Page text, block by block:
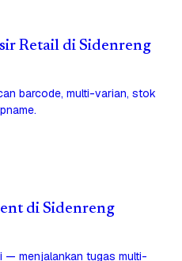
Retail di Sidenreng
barcode, multi-varian, stok
di Sidenreng
— menjalankan tugas multi-